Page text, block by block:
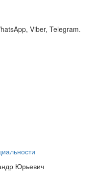
Viber, Telegram.
Юрьевич